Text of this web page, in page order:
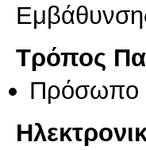
Τρόπος
Πρόσωπο